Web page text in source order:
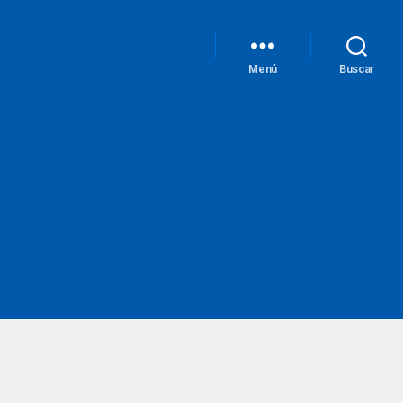
Menú Buscar